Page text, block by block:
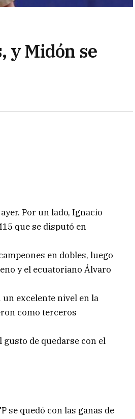
y Midón se
Por un lado, Ignacio
que se disputó en
en dobles, luego
y el ecuatoriano Álvaro
excelente nivel en la
como terceros
de quedarse con el
se quedó con las ganas de